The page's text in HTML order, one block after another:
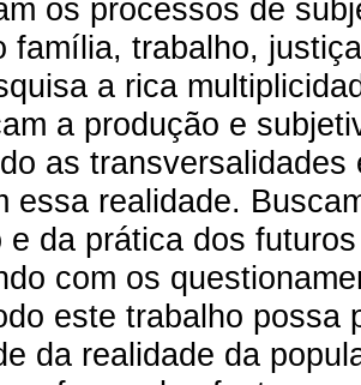
os processos de
família, trabalho,
a rica
a produção e
as
essa realidade.
e da prática dos
com os
este trabalho possa
da realidade da